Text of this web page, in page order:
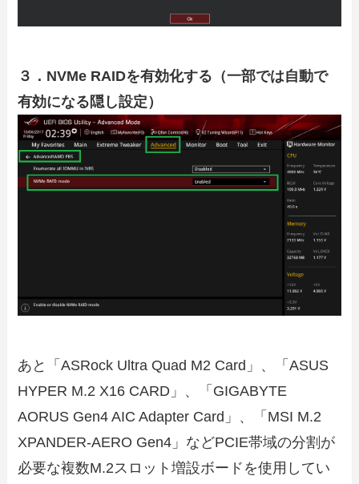
３．NVMe RAIDを有効化する（一部では自動で
有効になる隠し設定）
あと「ASRock Ultra Quad M2 Card」、「ASUS
HYPER M.2 X16 CARD」、「GIGABYTE
AORUS Gen4 AIC Adapter Card」、「MSI M.2
XPANDER-AERO Gen4」などPCIE帯域の分割が
必要な複数M.2スロット増設ボードを使用してい